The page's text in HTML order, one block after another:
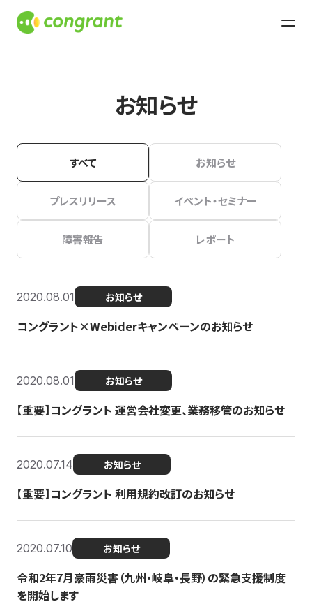
お知らせ
すべて お知らせ
プレスリリース イベント・セミナー
障害報告 レポート
2020.08.01 お知らせ
コングラント×Webiderキャンペーンのお知らせ
2020.08.01 お知らせ
【重要】コングラント 運営会社変更、業務移管のお知らせ
2020.07.14 お知らせ
【重要】コングラント 利用規約改訂のお知らせ
2020.07.10 お知らせ
令和2年7月豪雨災害（九州・岐阜・長野）の緊急支援制度
を開始します